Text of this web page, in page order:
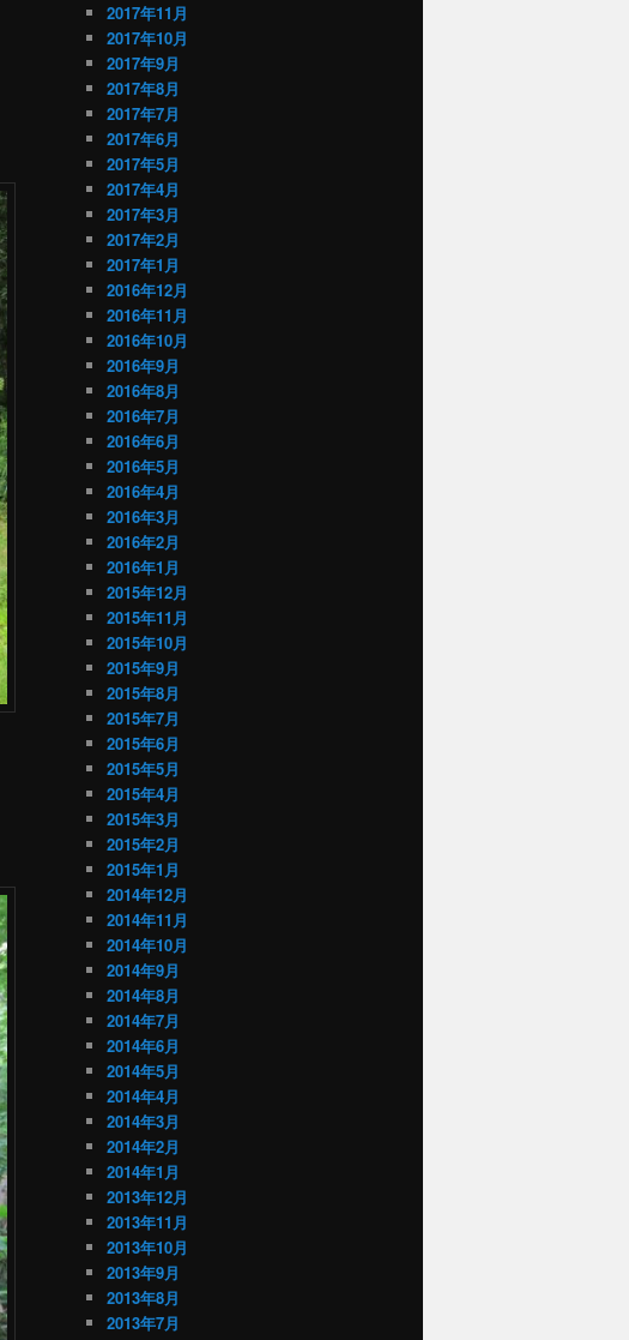
2017年11月
2017年10月
2017年9月
2017年8月
2017年7月
2017年6月
2017年5月
2017年4月
2017年3月
2017年2月
2017年1月
2016年12月
2016年11月
2016年10月
2016年9月
2016年8月
2016年7月
2016年6月
2016年5月
2016年4月
2016年3月
2016年2月
2016年1月
2015年12月
2015年11月
2015年10月
2015年9月
2015年8月
2015年7月
2015年6月
2015年5月
2015年4月
2015年3月
2015年2月
2015年1月
2014年12月
2014年11月
2014年10月
2014年9月
2014年8月
2014年7月
2014年6月
2014年5月
2014年4月
2014年3月
2014年2月
2014年1月
2013年12月
2013年11月
2013年10月
2013年9月
2013年8月
2013年7月